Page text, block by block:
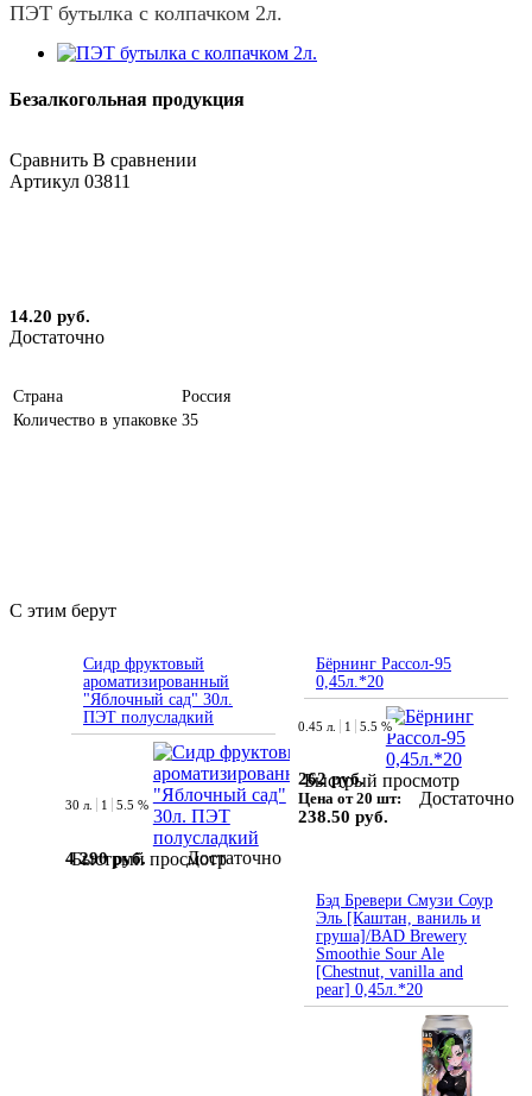
ПЭТ бутылка с колпачком 2л.
Безалкогольная продукция
Сравнить В сравнении
Артикул 03811
14.20 руб.
Достаточно
Страна
Россия
Количество в упаковке 35
С этим берут
Сидр фруктовый
ароматизированный
"Яблочный сад" 30л.
ПЭТ полусладкий
Быстрый просмотр
30 л. 1 5.5 %
4 290 руб. Достаточно
Бёрнинг Рассол-95
0,45л.*20
Быстрый просмотр
0.45 л. 1 5.5 %
262 руб.
Цена от 20 шт:
238.50 руб.
Достаточно
Бэд Бревери Смузи Соур
Эль [Каштан, ваниль и
груша]/BAD Brewery
Smoothie Sour Ale
[Chestnut, vanilla and
pear] 0,45л.*20